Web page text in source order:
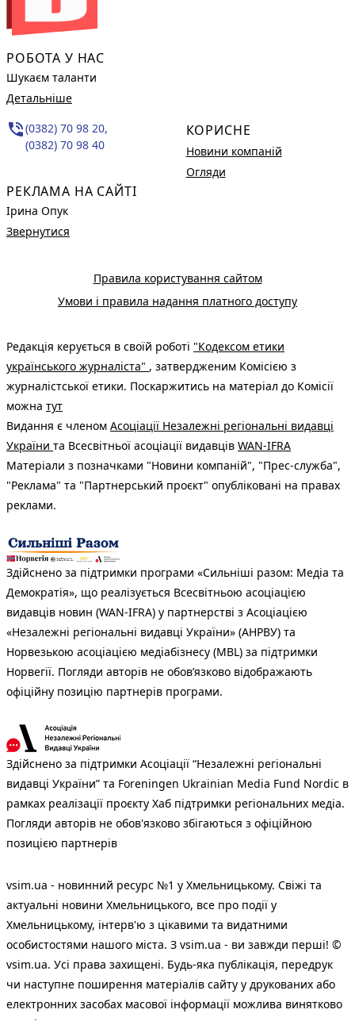
РОБОТА У НАС
Шукаєм таланти
Детальніше
phone_in_talk(0382) 70 98 20,
(0382) 70 98 40
РЕКЛАМА НА САЙТІ
Ірина Опук
Звернутися
КОРИСНЕ
Новини компаній
Огляди
Правила користування сайтом
Умови і правила надання платного доступу
Редакція керується в своїй роботі "Кодексом етики
українського журналіста" , затвердженим Комісією з
журналістської етики. Поскаржитись на матеріал до Комісії
можна тут
Видання є членом Асоціації Незалежні регіональні видавці
України та Всесвітньої асоціації видавців WAN-IFRA
Матеріали з позначками "Новини компаній", "Прес-служба",
"Реклама" та "Партнерський проєкт" опубліковані на правах
реклами.
Здійснено за підтримки програми «Сильніші разом: Медіа та
Демократія», що реалізується Всесвітньою асоціацією
видавців новин (WAN-IFRA) у партнерстві з Асоціацією
«Незалежні регіональні видавці України» (АНРВУ) та
Норвезькою асоціацією медіабізнесу (MBL) за підтримки
Норвегії. Погляди авторів не обов’язково відображають
офіційну позицію партнерів програми.
Здійснено за підтримки Асоціації “Незалежні регіональні
видавці України” та Foreningen Ukrainian Media Fund Nordic в
рамках реалізації проєкту Хаб підтримки регіональних медіа.
Погляди авторів не обов'язково збігаються з офіційною
позицією партнерів
vsim.ua - новинний ресурс №1 у Хмельницькому. Свіжі та
актуальні новини Хмельницького, все про події у
Хмельницькому, інтерв'ю з цікавими та видатними
особистостями нашого міста. З vsim.ua - ви завжди перші! ©
vsim.ua. Усі права захищені. Будь-яка публiкацiя, передрук
чи наступне поширення матеріалів сайту у друкованих або
електронних засобах масової інформації можлива винятково